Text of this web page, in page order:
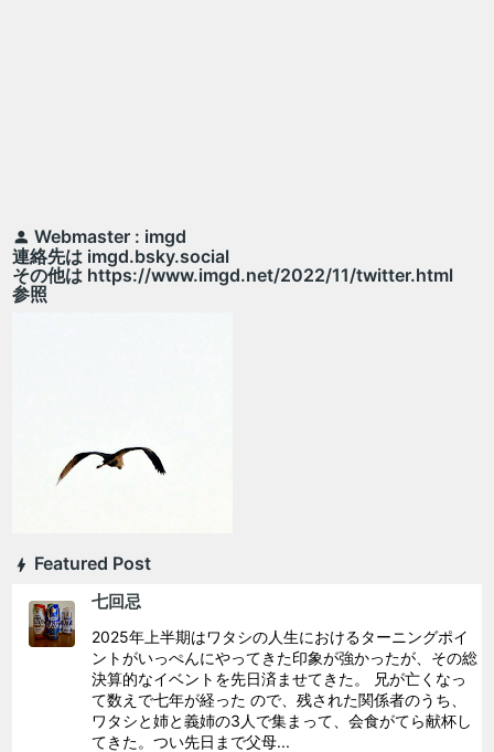
Webmaster : imgd
連絡先は imgd.bsky.social
その他は https://www.imgd.net/2022/11/twitter.html
参照
Featured Post
七回忌
2025年上半期はワタシの人生におけるターニングポイ
ントがいっぺんにやってきた印象が強かったが、その総
決算的なイベントを先日済ませてきた。 兄が亡くなっ
て数えで七年が経った ので、残された関係者のうち、
ワタシと姉と義姉の3人で集まって、会食がてら献杯し
てきた。つい先日まで父母...